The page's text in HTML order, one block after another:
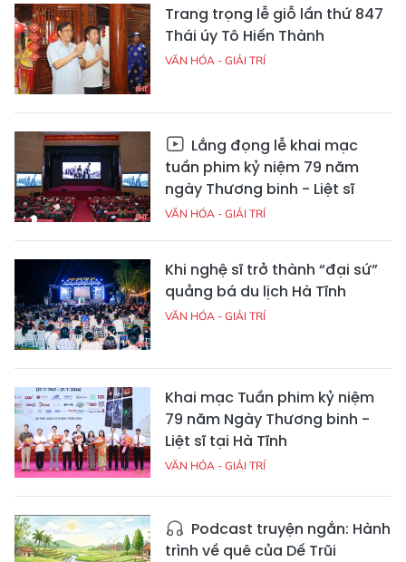
Trang trọng lễ giỗ lần thứ 847
Thái úy Tô Hiến Thành
VĂN HÓA - GIẢI TRÍ
Lắng đọng lễ khai mạc
tuần phim kỷ niệm 79 năm
ngày Thương binh - Liệt sĩ
VĂN HÓA - GIẢI TRÍ
Khi nghệ sĩ trở thành “đại sứ”
quảng bá du lịch Hà Tĩnh
VĂN HÓA - GIẢI TRÍ
Khai mạc Tuần phim kỷ niệm
79 năm Ngày Thương binh -
Liệt sĩ tại Hà Tĩnh
VĂN HÓA - GIẢI TRÍ
Podcast truyện ngắn: Hành
trình về quê của Dế Trũi